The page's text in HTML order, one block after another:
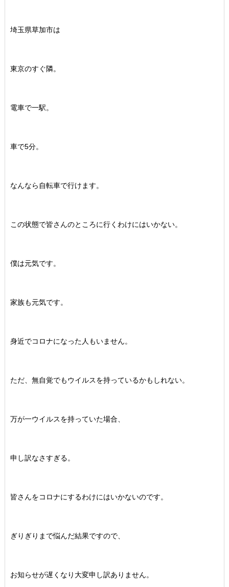
埼玉県草加市は
東京のすぐ隣。
電車で一駅。
車で5分。
なんなら自転車で行けます。
この状態で皆さんのところに行くわけにはいかない。
僕は元気です。
家族も元気です。
身近でコロナになった人もいません。
ただ、無自覚でもウイルスを持っているかもしれない。
万が一ウイルスを持っていた場合、
申し訳なさすぎる。
皆さんをコロナにするわけにはいかないのです。
ぎりぎりまで悩んだ結果ですので、
お知らせが遅くなり大変申し訳ありません。